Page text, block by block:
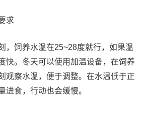
求
，饲养水温在25~28度就行，如果温
快。冬天可以使用加温设备，在饲养
观察水温，便于调整。在水温低于正
进食，行动也会缓慢。